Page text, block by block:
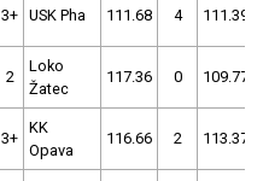
3+ USK Pha 111.68 4 111.39
2
Loko
Žatec
117.36 0 109.77
3+
KK
Opava
116.66 2 113.37